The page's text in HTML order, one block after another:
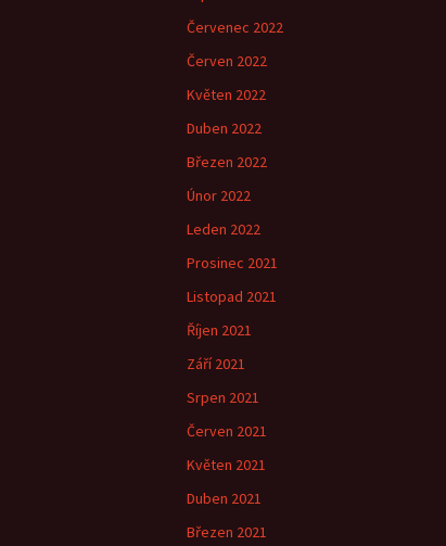
Červenec 2022
Červen 2022
Květen 2022
Duben 2022
Březen 2022
Únor 2022
Leden 2022
Prosinec 2021
Listopad 2021
Říjen 2021
Září 2021
Srpen 2021
Červen 2021
Květen 2021
Duben 2021
Březen 2021